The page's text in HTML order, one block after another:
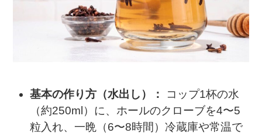
基本の作り方（水出し）：
コップ1杯の水
（約250ml）に、ホールのクローブを4〜5
粒入れ、一晩（6〜8時間）冷蔵庫や常温で